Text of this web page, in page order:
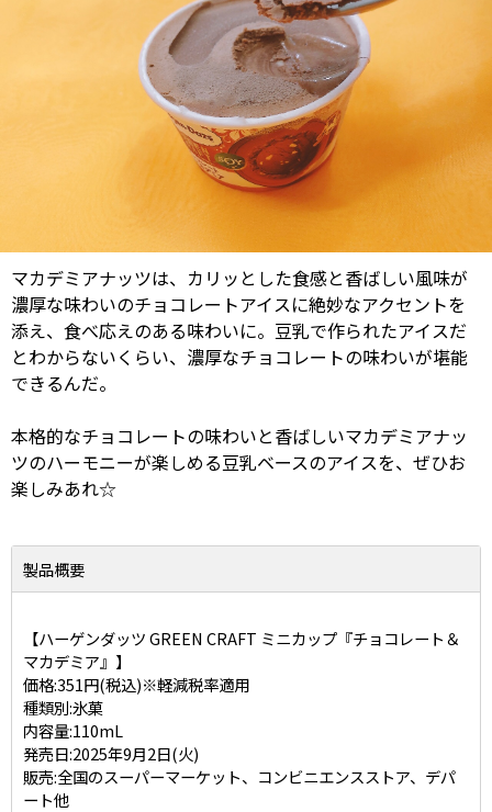
マカデミアナッツは、カリッとした食感と香ばしい風味が
濃厚な味わいのチョコレートアイスに絶妙なアクセントを
添え、食べ応えのある味わいに。豆乳で作られたアイスだ
とわからないくらい、濃厚なチョコレートの味わいが堪能
できるんだ。
本格的なチョコレートの味わいと香ばしいマカデミアナッ
ツのハーモニーが楽しめる豆乳ベースのアイスを、ぜひお
楽しみあれ☆
製品概要
【ハーゲンダッツ GREEN CRAFT ミニカップ『チョコレート＆
マカデミア』】
価格:351円(税込)※軽減税率適用
種類別:氷菓
内容量:110mL
発売日:2025年9月2日(火)
販売:全国のスーパーマーケット、コンビニエンスストア、デパ
ート他